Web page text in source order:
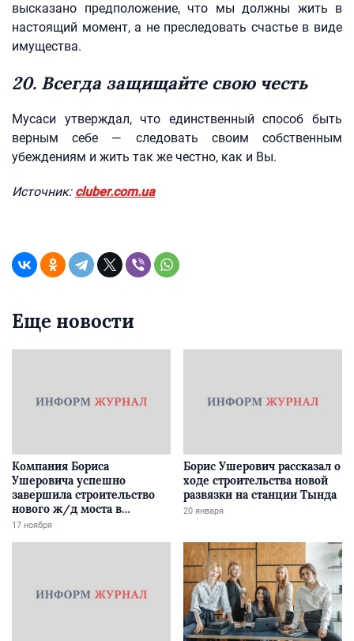
высказано предположение, что мы должны жить в
настоящий момент, а не преследовать счастье в виде
имущества.
20. Всегда защищайте свою честь
Мусаси утверждал, что единственный способ быть
верным себе — следовать своим собственным
убеждениям и жить так же честно, как и Вы.
Источник: cluber.com.ua
Еще новости
Компания Бориса
Ушеровича успешно
завершила строительство
нового ж/д моста в
Забайкалье
17 ноября
Борис Ушерович рассказал о
ходе строительства новой
развязки на станции Тында
20 января